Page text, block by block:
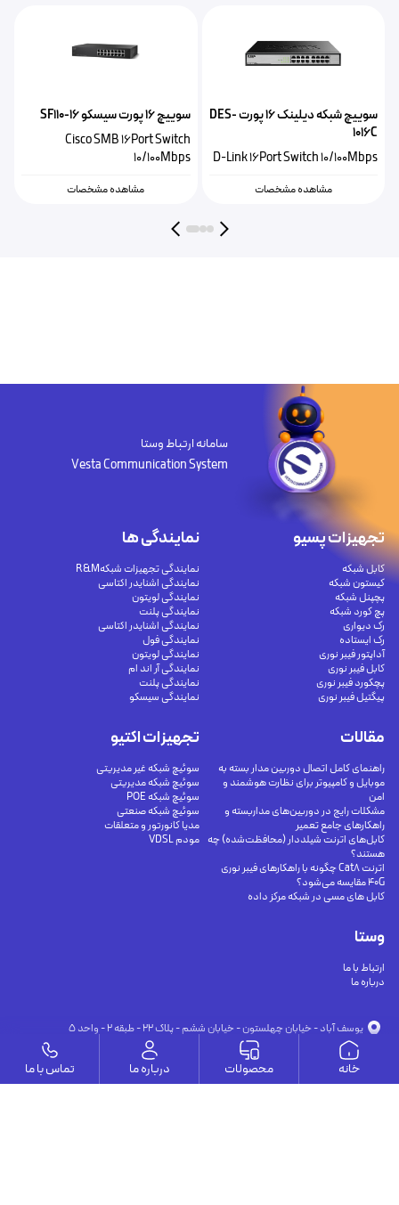
سوییچ شبکه دیلینک ۱۶ پورت DES-
1016C
D-Link 16Port Switch 10/100Mbps
مشاهده مشخصات
سوییچ 16 پورت سیسکو SF110-16
Cisco SMB 16Port Switch
10/100Mbps
مشاهده مشخصات
سامانه ارتباط وستا
Vesta Communication System
وستا
ارتباط با ما
درباره ما
تجهیزات پسیو
کابل شبکه
کیستون شبکه
پچپنل شبکه
پچ کورد شبکه
رک دیواری
رک ایستاده
آداپتور فیبر نوری
کابل فیبر نوری
پچکورد فیبر نوری
پیگتیل فیبر نوری
تجهیزات اکتیو
سوئیچ شبکه غیر مدیریتی
سوئیچ شبکه مدیریتی
سوئیچ شبکه POE
سوئیچ شبکه صنعتی
مدیا کانورتور و متعلقات
مودم VDSL
نمایندگی ها
نمایندگی تجهیزات شبکهR&M
نمایندگی اشنایدر اکتاسی
نمایندگی لویتون
نمایندگی پلنت
نمایندگی اشنایدر اکتاسی
نمایندگی فول
نمایندگی لویتون
نمایندگی آر اند ام
نمایندگی پلنت
نمایندگی سیسکو
مقالات
راهنمای کامل اتصال دوربین مدار بسته به
موبایل و کامپیوتر برای نظارت هوشمند و
امن
مشکلات رایج در دوربین‌های مداربسته و
راهکارهای جامع تعمیر
کابل‌های اترنت شیلددار (محافظت‌شده) چه
هستند؟
اترنت Cat8 چگونه با راهکارهای فیبر نوری
40G مقایسه می‌شود؟
کابل های مسی در شبکه مرکز داده
يوسف آباد - خيابان چهلستون - خيابان ششم - پلاك ٢٢ - طبقه ٢ - واحد ٥
info@vesta-com.com
09126394251
09191302116
خانه محصولات درباره ما تماس با ما